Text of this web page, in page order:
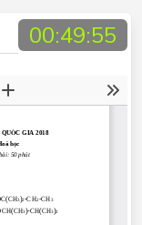
00:49:55